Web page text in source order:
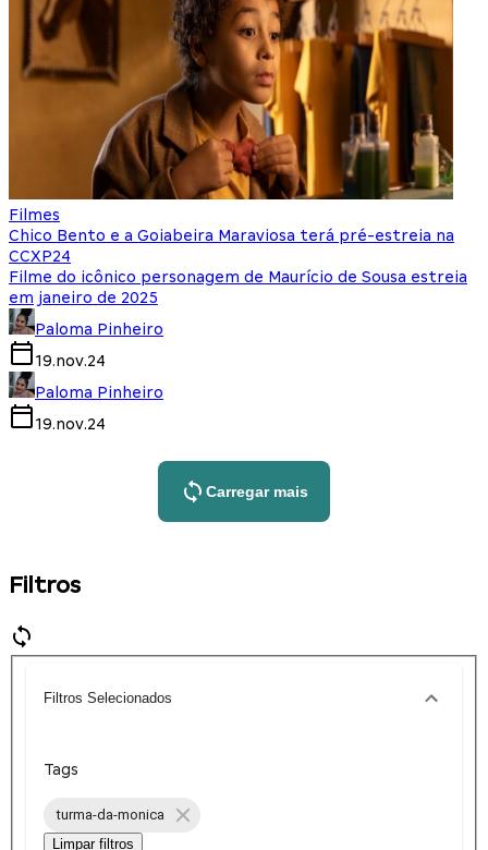
Filmes
Chico Bento e a Goiabeira Maraviosa terá pré-estreia na
CCXP24
Filme do icônico personagem de Maurício de Sousa estreia
em janeiro de 2025
Paloma Pinheiro
19.nov.24
Paloma Pinheiro
19.nov.24
Carregar mais
Filtros
Filtros Selecionados
Tags
turma-da-monica
Limpar filtros